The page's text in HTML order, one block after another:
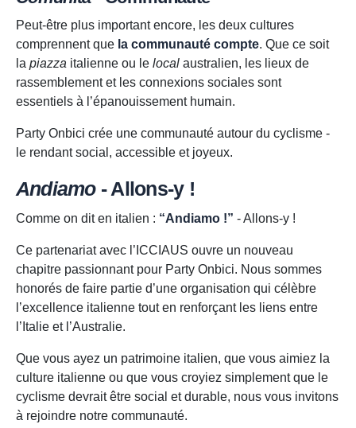
Peut-être plus important encore, les deux cultures
comprennent que la communauté compte. Que ce soit
la piazza italienne ou le local australien, les lieux de
rassemblement et les connexions sociales sont
essentiels à l’épanouissement humain.
Party Onbici crée une communauté autour du cyclisme -
le rendant social, accessible et joyeux.
Andiamo- Allons-y !
Comme on dit en italien : “Andiamo !” - Allons-y !
Ce partenariat avec l’ICCIAUS ouvre un nouveau
chapitre passionnant pour Party Onbici. Nous sommes
honorés de faire partie d’une organisation qui célèbre
l’excellence italienne tout en renforçant les liens entre
l’Italie et l’Australie.
Que vous ayez un patrimoine italien, que vous aimiez la
culture italienne ou que vous croyiez simplement que le
cyclisme devrait être social et durable, nous vous invitons
à rejoindre notre communauté.